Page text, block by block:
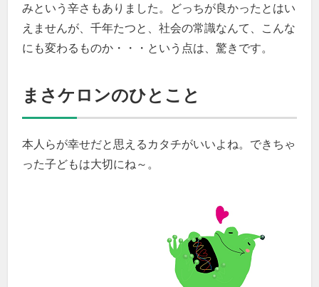
みという辛さもありました。どっちが良かったとはい
えませんが、千年たつと、社会の常識なんて、こんな
にも変わるものか・・・という点は、驚きです。
まさケロンのひとこと
本人らが幸せだと思えるカタチがいいよね。できちゃ
った子どもは大切にね～。